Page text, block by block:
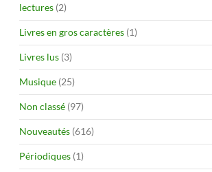
lectures (2)
Livres en gros caractères (1)
Livres lus (3)
Musique (25)
Non classé (97)
Nouveautés (616)
Périodiques (1)